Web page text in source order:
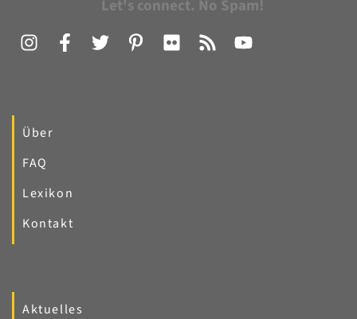
Let's connect. No Spam!
Über
FAQ
Lexikon
Kontakt
Aktuelles